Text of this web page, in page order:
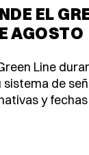
EL
AGOSTO
Line
de
y